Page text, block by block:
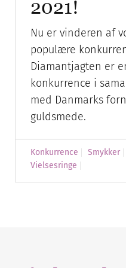
2021!
Nu er vinderen af
populære
Diamantjagten er
konkurrence i
med Danmarks
guldsmede.
Konkurrence
Smykker
Vielsesringe